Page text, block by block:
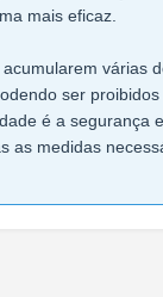
mais eficaz.
várias
ser
é a segurança
as medidas